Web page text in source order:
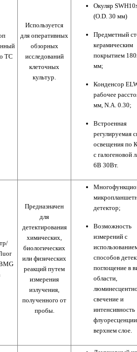
TC
Используется
для оперативных
обзорных
исследований
клеточных
культур.
Окуляр
(O.D. 30 мм)
Предметный
керамическим
покрытием
мм;
Конденсор
рабочее
мм, N.A. 0.30;
Встроенная
регулируемая
освещения по
с галогеновой
6В 30Вт.
/
Предназначен
для
детектирования
химических,
биологических
или физических
реакций путем
измерения
излучения,
полученного от
пробы.
детектор;
Возможность
измерений с
способов
поглощение в
области,
свечение и
интенсивность
верхнем слое.